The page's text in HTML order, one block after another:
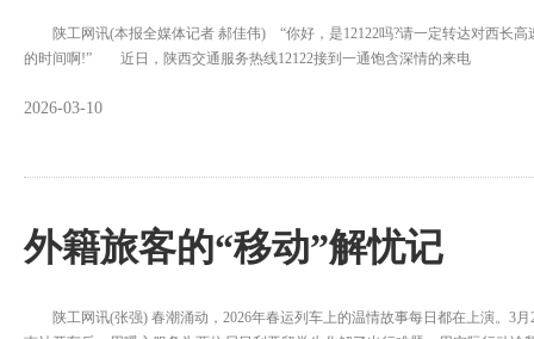
陕工网讯(本报全媒体记者 郝佳伟) “你好，是12122吗?请一定转达对西长高
的时间啊!” 近日，陕西交通服务热线12122接到一通饱含深情的来电
2026-03-10
外籍旅客的“移动”解忧记
陕工网讯(张强) 春潮涌动，2026年春运列车上的温情故事每日都在上演。3月